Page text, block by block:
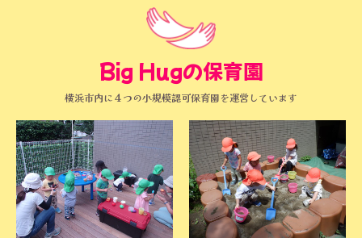
Big Hugの保育園
横浜市内に４つの小規模認可保育園を運営しています